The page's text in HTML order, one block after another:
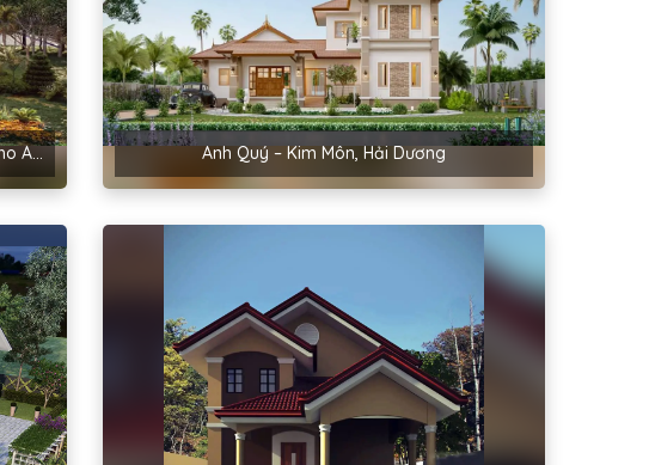
Thiết Kế Kiến Trúc Nhà Đẹp Tại Hải Dương Cho Anh Hậu – Cẩm Bình Anh Quý – Kim Môn, Hải Dương